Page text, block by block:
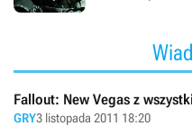
Fallout: New Vegas z
GRY3 listopada 2011 18:20